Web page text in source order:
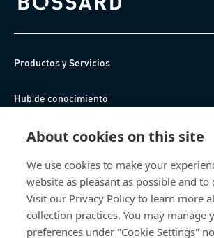
About cookies on this site
We use cookies to make your
website as pleasant as possible and to
Visit our Privacy Policy to learn more
collection practices. You may manage
preferences under "Cookie Settings"
Bossard homepage
Productos y Servicios
Hub de conocimiento
Acceso Directo
Sobre nosotros
Bossard España
SC Trade Center